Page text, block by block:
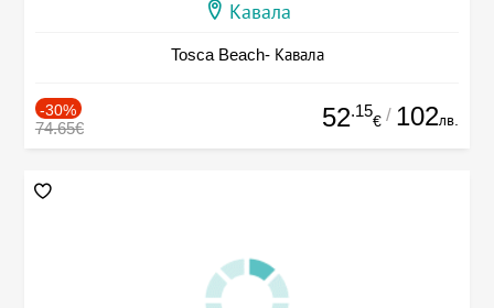
Кавала
Tosca Beach- Кавала
-30%
74.65€ 52.15
€ / 102лв.